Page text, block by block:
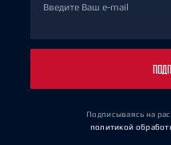
Введите Ваш e-mail
Подписываясь на
политикой